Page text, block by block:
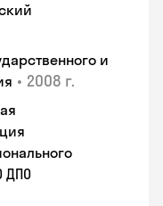
и
• 2008 г.
ДПО